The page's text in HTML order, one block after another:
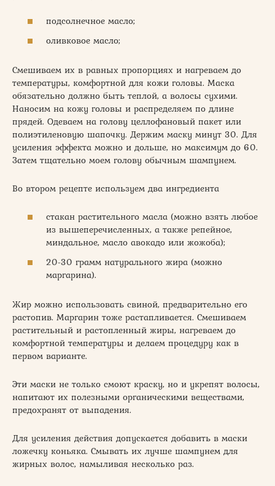
подсолнечное масло;
оливковое масло;
Смешиваем их в равных пропорциях и нагреваем до
температуры, комфортной для кожи головы. Маска
обязательно должно быть теплой, а волосы сухими.
Наносим на кожу головы и распределяем по длине
прядей. Одеваем на голову целлофановый пакет или
полиэтиленовую шапочку. Держим маску минут 30. Для
усиления эффекта можно и дольше, но максимум до 60.
Затем тщательно моем голову обычным шампунем.
Во втором рецепте используем два ингредиента
стакан растительного масла (можно взять любое
из вышеперечисленных, а также репейное,
миндальное, масло авокадо или жожоба);
20-30 грамм натурального жира (можно
маргарина).
Жир можно использовать свиной, предварительно его
растопив. Маргарин тоже растапливается. Смешиваем
растительный и растопленный жиры, нагреваем до
комфортной температуры и делаем процедуру как в
первом варианте.
Эти маски не только смоют краску, но и укрепят волосы,
напитают их полезными органическими веществами,
предохранят от выпадения.
Для усиления действия допускается добавить в маски
ложечку коньяка. Смывать их лучше шампунем для
жирных волос, намыливая несколько раз.